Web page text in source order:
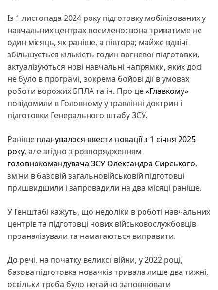
Із 1 листопада 2024 року підготовку мобілізованих у
навчальних центрах посилено: вона триватиме не
один місяць, як раніше, а півтора; майже вдвічі
збільшується кількість годин вогневої підготовки,
актуалізуються нові навчальні напрямки, яких досі
не було в програмі, зокрема бойові дії в умовах
роботи ворожих БПЛА та ін. Про це«Главкому»
повідомили в Головному управлінні доктрин і
підготовки Генерального штабу ЗСУ.
Раніше планувалося ввести новації з 1 січня 2025
року, але згідно з розпорядженням
головнокомандувача ЗСУ Олександра Сирського,
зміни в базовій загальновійськовій підготовці
пришвидшили і запровадили на два місяці раніше.
У Генштабі кажуть, що недоліки в роботі навчальних
центрів та підготовці нових військовослужбовців
проаналізували та намагаються виправити.
До речі, на початку великої війни, у 2022 році,
базова підготовка новачків тривала лише два тижні,
оскільки треба було негайно заповнювати